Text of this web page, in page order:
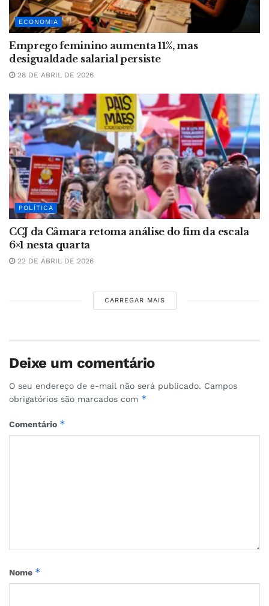
ECONOMIA
Emprego feminino aumenta 11%, mas
desigualdade salarial persiste
28 DE ABRIL DE 2026
POLÍTICA
CCJ da Câmara retoma análise do fim da escala
6×1 nesta quarta
22 DE ABRIL DE 2026
CARREGAR MAIS
Deixe um comentário
O seu endereço de e-mail não será publicado. Campos
obrigatórios são marcados com *
Comentário *
Nome *